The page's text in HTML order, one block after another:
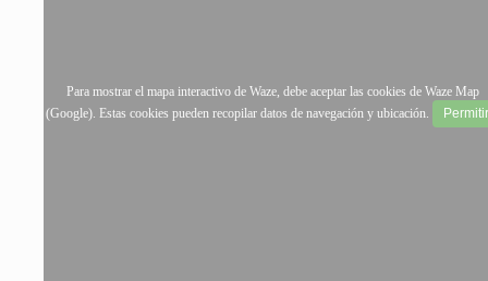
Para mostrar el mapa interactivo de Waze, debe aceptar las cookies de Waze Map
(Google). Estas cookies pueden recopilar datos de navegación y ubicación.